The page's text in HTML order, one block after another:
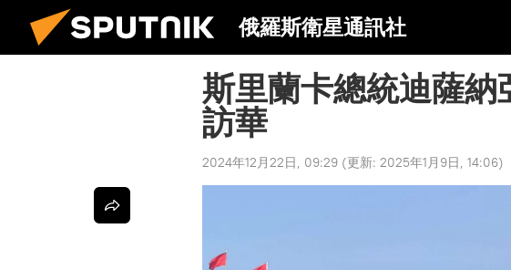
俄羅斯衛星通訊社
斯里蘭卡總統迪薩
訪華
2024年12月22日, 09:29 (更新: 2025年1月9日, 14:06)